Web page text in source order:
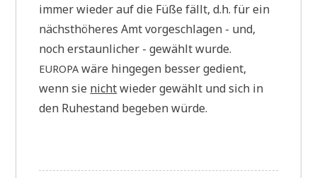
immer wie­der auf die Füße fällt, d.h. für ein
nächst­hö­he­res Amt vor­ge­schla­gen - und,
noch erstaun­li­cher - gewählt wurde.
EUROPA wäre hin­ge­gen bes­ser gedient,
wenn sie nichtwie­der gewählt und sich in
den Ruhe­stand bege­ben würde.